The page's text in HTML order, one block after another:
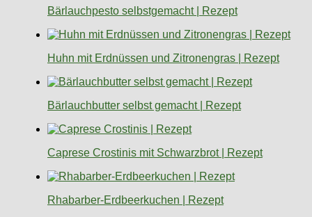
Bärlauchpesto selbstgemacht | Rezept
Huhn mit Erdnüssen und Zitronengras | Rezept
Bärlauchbutter selbst gemacht | Rezept
Caprese Crostinis mit Schwarzbrot | Rezept
Rhabarber-Erdbeerkuchen | Rezept